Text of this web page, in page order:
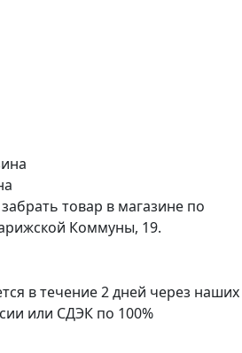
товар в магазине по
Коммуны, 19.
в течение 2 дней через наших
или СДЭК по 100%